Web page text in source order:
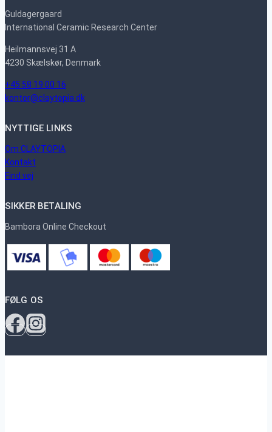
Guldagergaard
International Ceramic Research Center
Heilmannsvej 31 A
4230 Skælskør, Denmark
+45 58 19 00 16
kontor@claytopia.dk
NYTTIGE LINKS
Om CLAYTOPIA
Kontakt
Find vej
SIKKER BETALING
Bambora Online Checkout
FØLG OS